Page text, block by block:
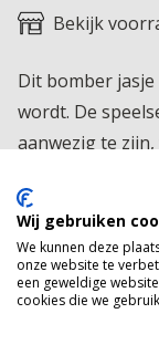
Bekijk
Dit bomber
wordt. De
aanwezig te
combineert
elastische stof
beweegt het
de mouwen en
moderne
Wij gebruiken
We kunnen deze
onze website te
een geweldige
cookies die we